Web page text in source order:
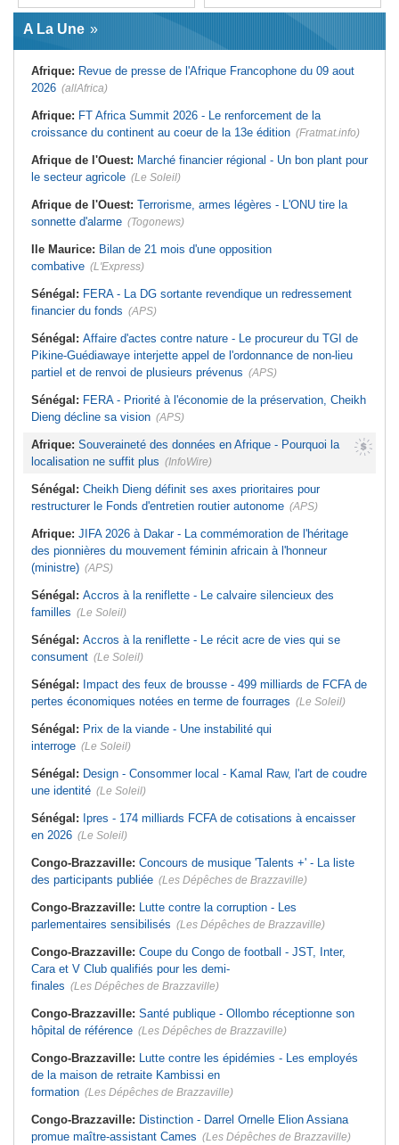
sonnette d'alarme
Sénégal:FERA - La DG sortante
financier du fonds
Sénégal:Affaire d'actes contre
nature - Le procureur du TGI de
Pikine-Guédiawaye interjette appel
de renvoi de plusieurs prévenus
Sénégal:FERA - Priorité à
Cheikh Dieng décline sa vision
Sénégal:
Cheikh Dieng définit ses
axes prioritaires pour restructurer le
Afrique:JIFA 2026 à Dakar - La
commémoration de l'héritage des
africain à l'honneur (ministre)
d'Ivoire et l'Algérie
la finale
Afrique:Côte d'Ivoire - Algérie, un
Sénégal bat la Tunisie et prend le
quart
Tunisie: Enseignement supérieur -
interconnecté « One Health »
les startups à l'international
A La Une
Afrique: Revue de presse de l'Afrique Francophone du 09 aout
2026 (allAfrica)
Afrique: FT Africa Summit 2026 - Le renforcement de la
croissance du continent au coeur de la 13e édition (Fratmat.info)
Afrique de l'Ouest: Marché financier régional - Un bon plant pour
le secteur agricole (Le Soleil)
Afrique de l'Ouest: Terrorisme, armes légères - L'ONU tire la
sonnette d'alarme (Togonews)
Ile Maurice: Bilan de 21 mois d'une opposition
combative (L'Express)
Sénégal: FERA - La DG sortante revendique un redressement
financier du fonds (APS)
Sénégal: Affaire d'actes contre nature - Le procureur du TGI de
Pikine-Guédiawaye interjette appel de l'ordonnance de non-lieu
partiel et de renvoi de plusieurs prévenus (APS)
Sénégal: FERA - Priorité à l'économie de la préservation, Cheikh
Dieng décline sa vision (APS)
Afrique: Souveraineté des données en Afrique - Pourquoi la
localisation ne suffit plus (InfoWire)
Sénégal: Cheikh Dieng définit ses axes prioritaires pour
restructurer le Fonds d'entretien routier autonome (APS)
Afrique: JIFA 2026 à Dakar - La commémoration de l'héritage
des pionnières du mouvement féminin africain à l'honneur
(ministre) (APS)
Sénégal: Accros à la reniflette - Le calvaire silencieux des
familles (Le Soleil)
Sénégal: Accros à la reniflette - Le récit acre de vies qui se
consument (Le Soleil)
Sénégal: Impact des feux de brousse - 499 milliards de FCFA de
pertes économiques notées en terme de fourrages (Le Soleil)
Sénégal: Prix de la viande - Une instabilité qui
interroge (Le Soleil)
Sénégal: Design - Consommer local - Kamal Raw, l'art de coudre
une identité (Le Soleil)
Sénégal: Ipres - 174 milliards FCFA de cotisations à encaisser
en 2026 (Le Soleil)
Congo-Brazzaville: Concours de musique 'Talents +' - La liste
des participants publiée (Les Dépêches de Brazzaville)
Congo-Brazzaville: Lutte contre la corruption - Les
parlementaires sensibilisés (Les Dépêches de Brazzaville)
Congo-Brazzaville: Coupe du Congo de football - JST, Inter,
Cara et V Club qualifiés pour les demi-
finales (Les Dépêches de Brazzaville)
Congo-Brazzaville: Santé publique - Ollombo réceptionne son
hôpital de référence (Les Dépêches de Brazzaville)
Congo-Brazzaville: Lutte contre les épidémies - Les employés
de la maison de retraite Kambissi en
formation (Les Dépêches de Brazzaville)
Congo-Brazzaville: Distinction - Darrel Ornelle Elion Assiana
promue maître-assistant Cames (Les Dépêches de Brazzaville)